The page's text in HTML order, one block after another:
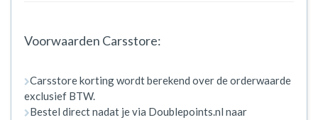
Voorwaarden Carsstore:
Carsstore korting wordt berekend over de orderwaarde
exclusief BTW.
Bestel direct nadat je via Doublepoints.nl naar